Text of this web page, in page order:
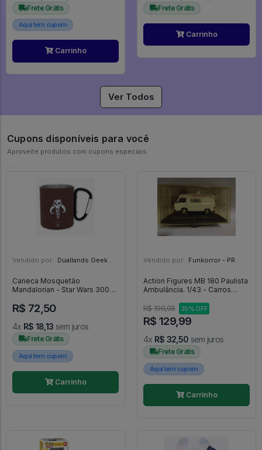
Frete Grátis
Aqui tem cupom
Carrinho
Frete Grátis
Carrinho
Ver Todos
Cupons disponíveis para você
Aproveite produtos com cupons especiais
Vendido por: Duallands Geek Store - RS
Caneca Mosquetão
Mandalorian - Star Wars 300ml
R$ 72,50
4x R$ 18,13 sem juros
Frete Grátis
Aqui tem cupom
Carrinho
Vendido por: Funkorror - PR
Action Figures MB 180 Paulista
Ambulância. 1/43 - Carros
R$ 199,98
35% OFF
R$ 129,99
4x R$ 32,50 sem juros
Frete Grátis
Aqui tem cupom
Carrinho